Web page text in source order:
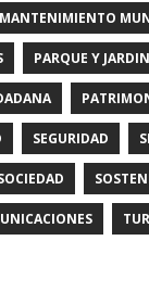
PARQUE Y
SEGURIDAD